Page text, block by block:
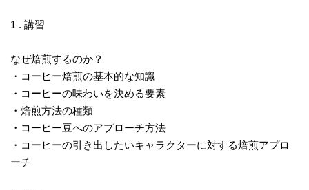
1 . 講習
なぜ焙煎するのか？
・コーヒー焙煎の基本的な知識
・コーヒーの味わいを決める要素
・焙煎方法の種類
・コーヒー豆へのアプローチ方法
・コーヒーの引き出したいキャラクターに対する焙煎アプロ
ーチ